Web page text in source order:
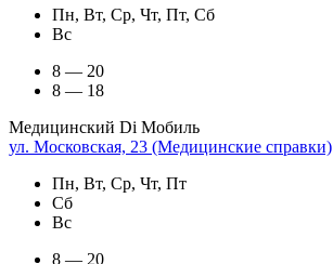
Пн, Вт, Ср, Чт, Пт, Сб
Вс
8 — 20
8 — 18
Медицинский Di Мобиль
ул. Московская, 23 (Медицинские справки)
Пн, Вт, Ср, Чт, Пт
Сб
Вс
8 — 20